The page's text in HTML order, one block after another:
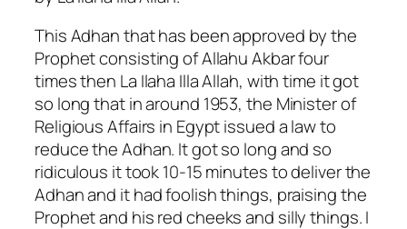
This Adhan that has been approved by the
Prophet consisting of Allahu Akbar four
times then La Ilaha Illa Allah, with time it got
so long that in around 1953, the Minister of
Religious Affairs in Egypt issued a law to
reduce the Adhan. It got so long and so
ridiculous it took 10-15 minutes to deliver the
Adhan and it had foolish things, praising the
Prophet and his red cheeks and silly things. I